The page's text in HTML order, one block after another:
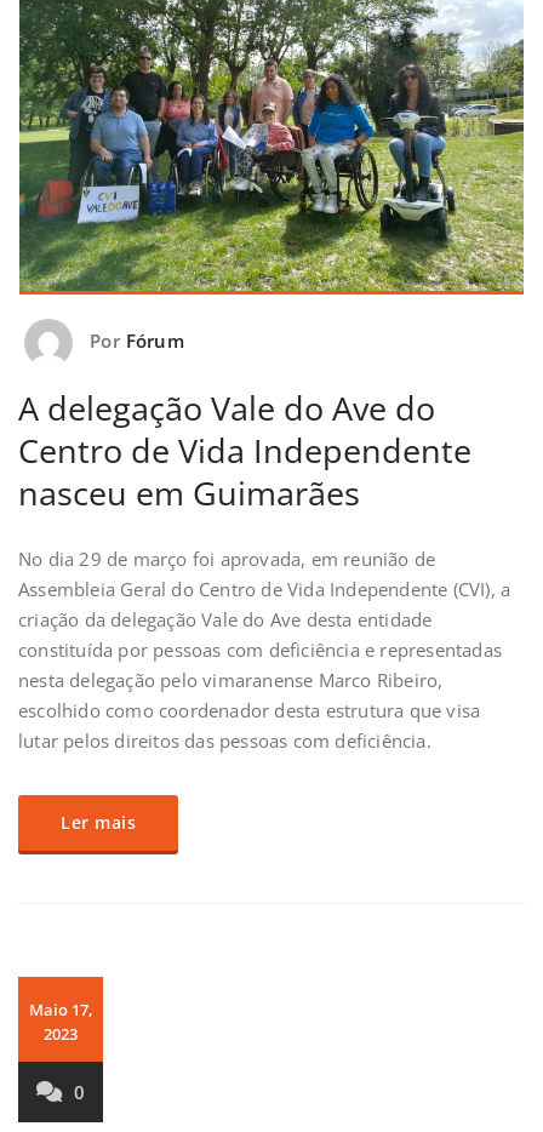
Por Fórum
A delegação Vale do Ave do
Centro de Vida Independente
nasceu em Guimarães
No dia 29 de março foi aprovada, em reunião de
Assembleia Geral do Centro de Vida Independente (CVI), a
criação da delegação Vale do Ave desta entidade
constituída por pessoas com deficiência e representadas
nesta delegação pelo vimaranense Marco Ribeiro,
escolhido como coordenador desta estrutura que visa
lutar pelos direitos das pessoas com deficiência.
Ler mais
Maio 17,
2023
0